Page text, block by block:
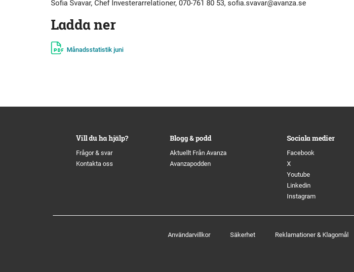
Sofia Svavar, Chef Investerarrelationer, 070-761 80 53, sofia.svavar@avanza.se
Ladda ner
Månadsstatistik juni
Vill du ha hjälp?
Frågor & svar
Kontakta oss
Blogg & podd
Aktuellt Från Avanza
Avanzapodden
Sociala medier
Facebook
X
Youtube
Linkedin
Instagram
Användarvillkor Säkerhet Reklamationer & Klagomål